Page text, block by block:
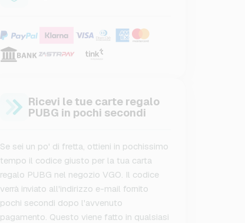
Ricevi le tue carte regalo
PUBG in pochi secondi
Se sei un po' di fretta, ottieni in pochissimo
tempo il codice giusto per la tua carta
regalo PUBG nel negozio VGO. Il codice
verrà inviato all'indirizzo e-mail fornito
pochi secondi dopo l'avvenuto
pagamento. Questo viene fatto in qualsiasi